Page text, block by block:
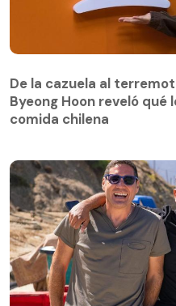
De la cazuela al
Byeong Hoon reveló qué
comida chilena